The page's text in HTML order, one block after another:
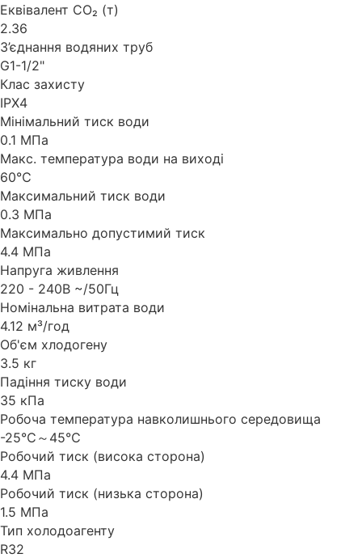
Еквівалент CO₂ (т)
2.36
З’єднання водяних труб
G1-1/2"
Клас захисту
IPX4
Мінімальний тиск води
0.1 МПа
Макс. температура води на виході
60℃
Максимальний тиск води
0.3 МПа
Максимально допустимий тиск
4.4 МПа
Напруга живлення
220 - 240В ~/50Гц
Номінальна витрата води
4.12 м³/год
Об'єм хлодогену
3.5 кг
Падіння тиску води
35 кПа
Робоча температура навколишнього середовища
-25℃～45℃
Робочий тиск (висока сторона)
4.4 МПа
Робочий тиск (низька сторона)
1.5 МПа
Тип холодоагенту
R32